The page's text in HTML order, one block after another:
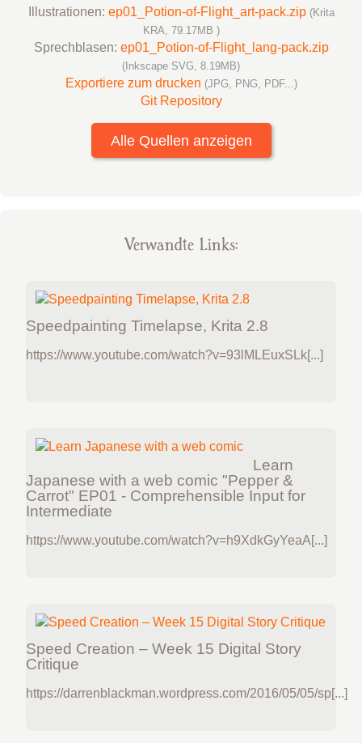
Illustrationen: ep01_Potion-of-Flight_art-pack.zip (Krita
KRA, 79.17MB )
Sprechblasen: ep01_Potion-of-Flight_lang-pack.zip
(Inkscape SVG, 8.19MB)
Exportiere zum drucken (JPG, PNG, PDF...)
Git Repository
Alle Quellen anzeigen
Verwandte Links:
Speedpainting Timelapse, Krita 2.8
https://www.youtube.com/watch?v=93lMLEuxSLk[...]
Learn
Japanese with a web comic "Pepper &
Carrot" EP01 - Comprehensible Input for
Intermediate
https://www.youtube.com/watch?v=h9XdkGyYeaA[...]
Speed Creation – Week 15 Digital Story
Critique
https://darrenblackman.wordpress.com/2016/05/05/sp[...]